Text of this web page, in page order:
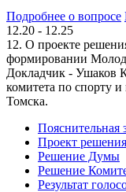
Подробнее о вопросе
12.20 - 12.25
12. О проекте
формировании
Докладчик - Ушаков
комитета по спорту
Томска.
Пояснительная
Проект решения
Решение Думы
Решение
Результат